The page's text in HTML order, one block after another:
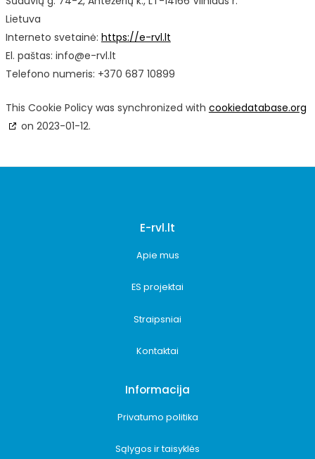
Lietuva
Interneto svetainė: https://e-rvl.lt
El. paštas: tl.lvr-e@ofni
Telefono numeris: +370 687 10899
This Cookie Policy was synchronized with cookiedatabase.org
on 2023-01-12.
E-rvl.lt
Apie mus
ES projektai
Straipsniai
Kontaktai
Informacija
Privatumo politika
Sąlygos ir taisyklės